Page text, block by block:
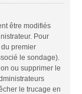
être modifiés
Pour
du premier
le sondage).
ou supprimer le
le trucage en